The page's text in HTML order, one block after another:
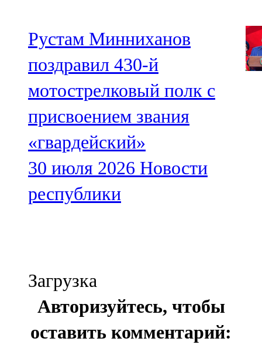
Рустам Минниханов
поздравил 430-й
мотострелковый полк с
присвоением звания
«гвардейский»
30 июля 2026 Новости
республики
Загрузка
Авторизуйтесь, чтобы
оставить комментарий: